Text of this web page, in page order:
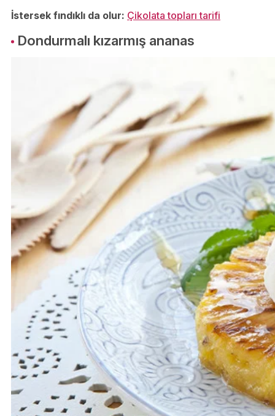
İstersek fındıklı da olur: Çikolata topları tarifi
Dondurmalı kızarmış ananas